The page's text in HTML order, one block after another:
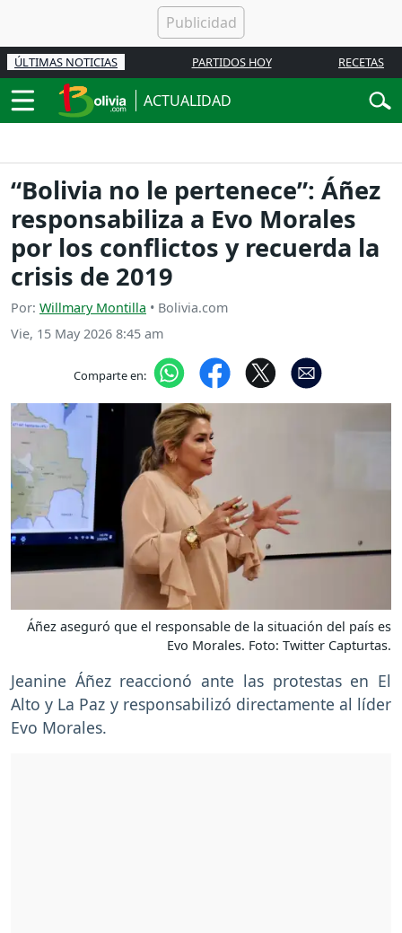
ÚLTIMAS NOTICIAS PARTIDOS HOY RECETAS
ACTUALIDAD
“Bolivia no le pertenece”: Áñez
responsabiliza a Evo Morales
por los conflictos y recuerda la
crisis de 2019
Por: Willmary Montilla • Bolivia.com
Vie, 15 May 2026 8:45 am
Comparte en:
Áñez aseguró que el responsable de la situación del país es
Evo Morales. Foto: Twitter Capturtas.
Jeanine Áñez reaccionó ante las protestas en El
Alto y La Paz y responsabilizó directamente al líder
Evo Morales.